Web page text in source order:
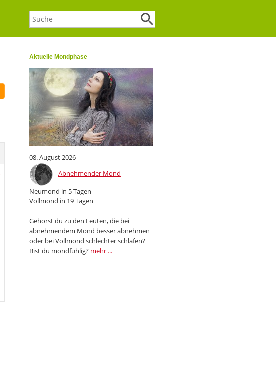
Aktuelle Mondphase
08. August 2026
Abnehmender Mond
Neumond in 5 Tagen
Vollmond in 19 Tagen
Gehörst du zu den Leuten, die bei
abnehmendem Mond besser abnehmen
oder bei Vollmond schlechter schlafen?
Bist du mondfühlig? mehr ...